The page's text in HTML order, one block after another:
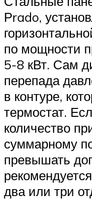
Рrado,
по мощности
5-8 кВт. Сам
перепада
в контуре,
термостат.
количество
суммарному
превышать
два или три